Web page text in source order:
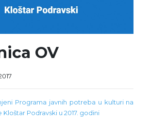
OV
Programa javnih potreba u kulturi na
Podravski u 2017. godini